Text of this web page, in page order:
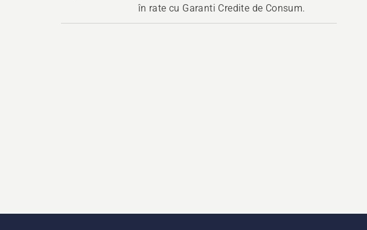
în rate cu Garanti Credite de Consum.